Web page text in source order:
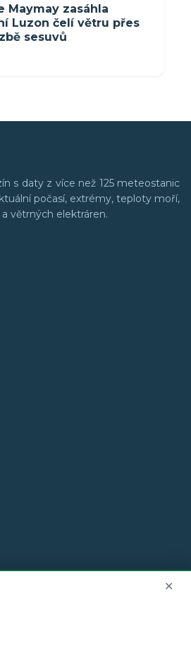
Maymay zasáhla
Luzon čelí větru přes
sesuvů
s daty z více než 125 meteostanic
počasí, extrémy, teploty moří,
větrných elektráren.
✕